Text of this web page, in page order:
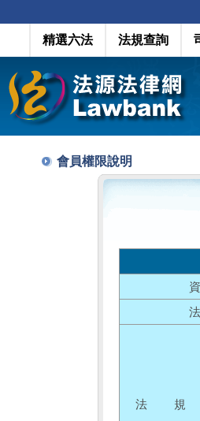
精選六法 法規查詢
會員權限說明
法 規